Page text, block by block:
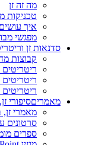
מה זה זן
טכניקות
איך
מפגשי
סדנאות זן
קבוצות
ריטריטים
ריטריטים
מאמריםסיפורי
מאמרי זן,
סרטונים
ספרים